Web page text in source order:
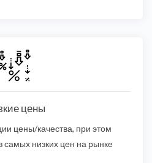
цены
цены/качества, при этом
самых низких цен на рынке